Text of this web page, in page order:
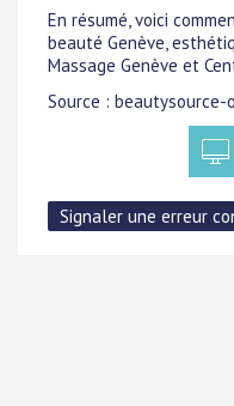
En résumé, voici
beauté Genève,
Massage Genève et
Source : beautysource-